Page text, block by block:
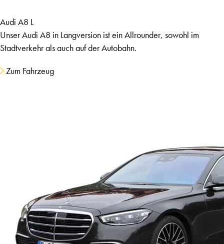
Audi A8 L
Unser Audi A8 in Langversion ist ein Allrounder, sowohl im
Stadtverkehr als auch auf der Autobahn.
Zum Fahrzeug